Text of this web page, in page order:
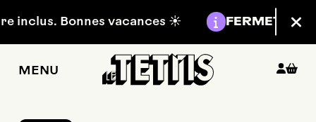
Bonnes vacances ☀️
Information :
FERMETURE
MENU